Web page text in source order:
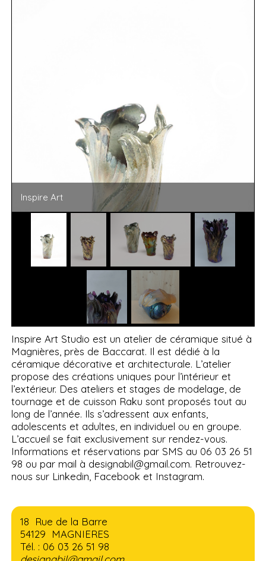
Inspire Art
Inspire Art Studio est un atelier de céramique situé à
Magnières, près de Baccarat. Il est dédié à la
céramique décorative et architecturale. L’atelier
propose des créations uniques pour l’intérieur et
l’extérieur. Des ateliers et stages de modelage, de
tournage et de cuisson Raku sont proposés tout au
long de l’année. Ils s’adressent aux enfants,
adolescents et adultes, en individuel ou en groupe.
L’accueil se fait exclusivement sur rendez-vous.
Informations et réservations par SMS au 06 03 26 51
98 ou par mail à designabil@gmail.com. Retrouvez-
nous sur Linkedin, Facebook et Instagram.
18 Rue de la Barre
54129 MAGNIERES
Tél. : 06 03 26 51 98